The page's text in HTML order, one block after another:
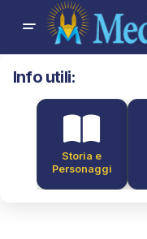
Info utili:
Storia e
Personaggi